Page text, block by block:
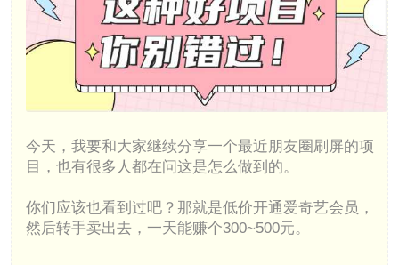
今天，我要和大家继续分享一个最近朋友圈刷屏的项
目，也有很多人都在问这是怎么做到的。
你们应该也看到过吧？那就是低价开通爱奇艺会员，
然后转手卖出去，一天能赚个300~500元。